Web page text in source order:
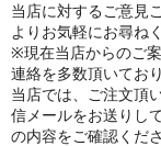
当店に対するご意見
よりお気軽にお尋ね
※現在当店からのご
連絡を多数頂いてお
当店では、ご注文頂
信メールをお送りし
の内容をご確認くださ